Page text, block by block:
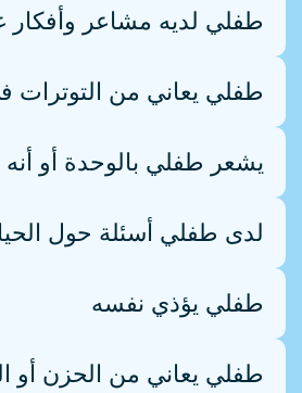
طفلي لديه مشاعر وأفكار
طفلي يعاني من التوترات
يشعر طفلي بالوحدة أو
لدى طفلي أسئلة حول
طفلي يؤذي نفسه
طفلي يعاني من الحزن أو